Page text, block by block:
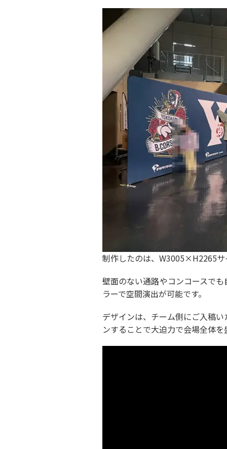
制作したのは、W3005×H2265
壁面のない通路やコンコースで
ラーで空間演出が可能です。
デザインは、チーム側にご入稿
ンすることで大迫力で会場全体